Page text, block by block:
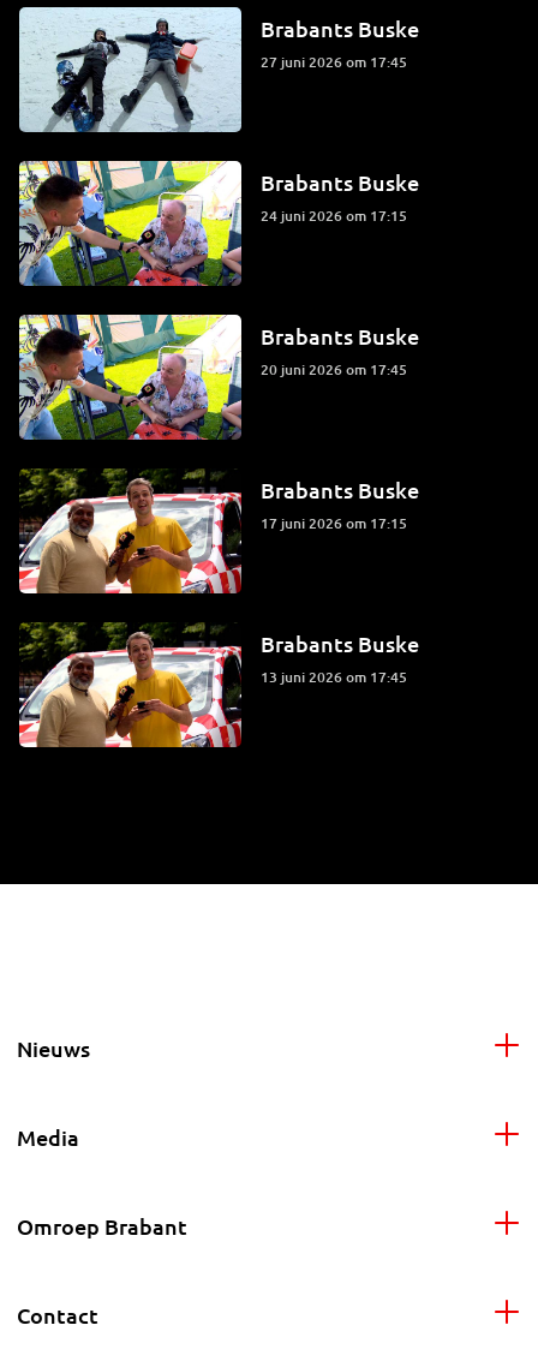
Brabants Buske
27 juni 2026 om 17:45
Brabants Buske
24 juni 2026 om 17:15
Brabants Buske
20 juni 2026 om 17:45
Brabants Buske
17 juni 2026 om 17:15
Brabants Buske
13 juni 2026 om 17:45
Nieuws
Media
Omroep Brabant
Contact